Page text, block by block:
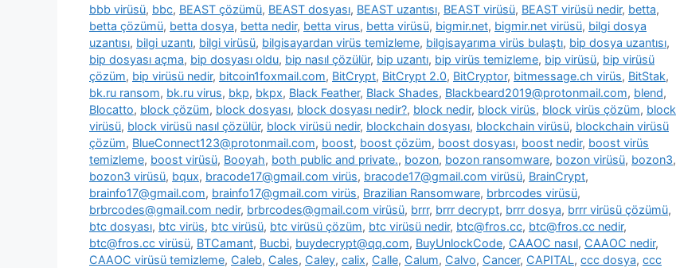
bbb virüsü, bbc, BEAST çözümü, BEAST dosyası, BEAST uzantısı, BEAST virüsü, BEAST virüsü nedir, betta,
betta çözümü, betta dosya, betta nedir, betta virus, betta virüsü, bigmir.net, bigmir.net virüsü, bilgi dosya
uzantısı, bilgi uzantı, bilgi virüsü, bilgisayardan virüs temizleme, bilgisayarıma virüs bulaştı, bip dosya uzantısı,
bip dosyası açma, bip dosyası oldu, bip nasıl çözülür, bip uzantı, bip virüs temizleme, bip virüsü, bip virüsü
çözüm, bip virüsü nedir, bitcoin1foxmail.com, BitCrypt, BitCrypt 2.0, BitCryptor, bitmessage.ch virüs, BitStak,
bk.ru ransom, bk.ru virus, bkp, bkpx, Black Feather, Black Shades, Blackbeard2019@protonmail.com, blend,
Blocatto, block çözüm, block dosyası, block dosyası nedir?, block nedir, block virüs, block virüs çözüm, block
virüsü, block virüsü nasıl çözülür, block virüsü nedir, blockchain dosyası, blockchain virüsü, blockchain virüsü
çözüm, BlueConnect123@protonmail.com, boost, boost çözüm, boost dosyası, boost nedir, boost virüs
temizleme, boost virüsü, Booyah, both public and private., bozon, bozon ransomware, bozon virüsü, bozon3,
bozon3 virüsü, bqux, bracode17@gmail.com virüs, bracode17@gmail.com virüsü, BrainCrypt,
brainfo17@gmail.com, brainfo17@gmail.com virüs, Brazilian Ransomware, brbrcodes virüsü,
brbrcodes@gmail.com nedir, brbrcodes@gmail.com virüsü, brrr, brrr decrypt, brrr dosya, brrr virüsü çözümü,
btc dosyası, btc virüs, btc virüsü, btc virüsü çözüm, btc virüsü nedir, btc@fros.cc, btc@fros.cc nedir,
btc@fros.cc virüsü, BTCamant, Bucbi, buydecrypt@qq.com, BuyUnlockCode, CAAOC nasıl, CAAOC nedir,
CAAOC virüsü temizleme, Caleb, Cales, Caley, calix, Calle, Calum, Calvo, Cancer, CAPITAL, ccc dosya, ccc